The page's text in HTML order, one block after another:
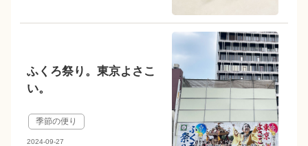
ふくろ祭り。東京よさこ
い。
季節の便り
2024-09-27